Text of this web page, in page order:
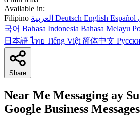
Available in:
Filipino
Deutsch English Español
국어 Bahasa Indonesia Bahasa Melayu
日本語ไทย Tiếng Việt 简体中文
Share
Near Me Messaging ay
Google Business Messages